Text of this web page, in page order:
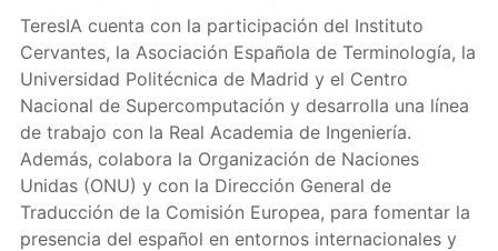
TeresIA cuenta con la participación del Instituto
Cervantes, la Asociación Española de Terminología, la
Universidad Politécnica de Madrid y el Centro
Nacional de Supercomputación y desarrolla una línea
de trabajo con la Real Academia de Ingeniería.
Además, colabora la Organización de Naciones
Unidas (ONU) y con la Dirección General de
Traducción de la Comisión Europea, para fomentar la
presencia del español en entornos internacionales y